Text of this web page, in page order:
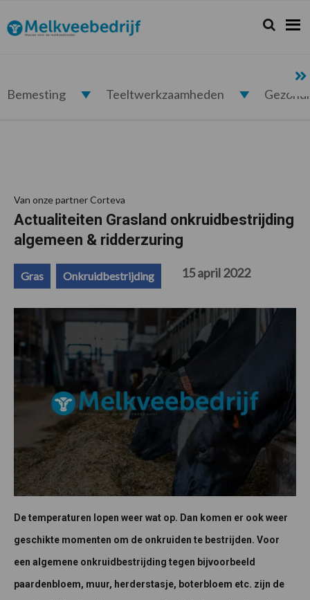
de
hoofdnavigatie
de
hoofd
de
eerste
de
voettekst
Melkveebedrijf.nl Zoeken...
Zoek
Bemesting Teeltwerkzaamheden
Van onze partner Corteva
Actualiteiten Grasland onkruidbestrijding
algemeen & ridderzuring
Gras Onkruidbestrijding 15 april 2022
De temperaturen lopen weer wat op. Dan komen er ook weer
geschikte momenten om de onkruiden te bestrijden. Voor
een algemene onkruidbestrijding tegen bijvoorbeeld
paardenbloem, muur, herderstasje, boterbloem etc. zijn de